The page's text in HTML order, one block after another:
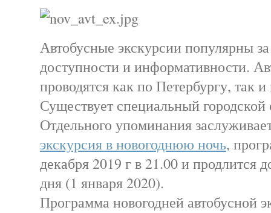
Автобусные экскурсии популярны
доступности и информативности.
проводятся как по Петербургу, так
Существует специальный
Отдельного упоминания
экскурсия в новогоднюю ночь,
декабря 2019 г в 21.00 и продлится
дня (1 января 2020).
Программа новогодней автобусной